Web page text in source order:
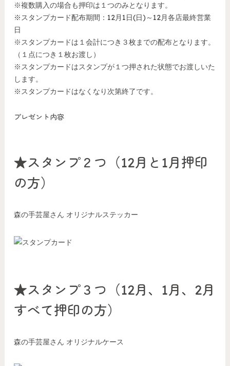
※複数購入の場合も押印は１つのみとなります。
※スタンプカード配布期間：12月1日(日)～12月各店最終営業
日
※スタンプカードは１会計につき３枚までの配布となります。
（１点につき１枚お渡し）
※スタンプカードはスタンプが１つ押された状態でお渡しいた
します。
※スタンプカードはなくなり次第終了です。
プレゼント内容
★スタンプ２つ（12月と1月押印
の方）
森の手芸屋さん オリジナルステッカー
★スタンプ３つ（12月、1月、2月
すべて押印の方）
森の手芸屋さん オリジナルケース